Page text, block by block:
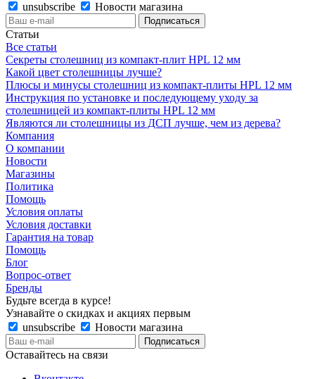
unsubscribe
Новости магазина
Статьи
Все статьи
Секреты столешниц из компакт-плит HPL 12 мм
Какой цвет столешницы лучше?
Плюсы и минусы столешниц из компакт-плиты HPL 12 мм
Инструкция по установке и последующему уходу за
столешницей из компакт-плиты HPL 12 мм
Являются ли столешницы из ДСП лучше, чем из дерева?
Компания
О компании
Новости
Магазины
Политика
Помощь
Условия оплаты
Условия доставки
Гарантия на товар
Помощь
Блог
Вопрос-ответ
Бренды
Будьте всегда в курсе!
Узнавайте о скидках и акциях первым
unsubscribe
Новости магазина
Оставайтесь на связи